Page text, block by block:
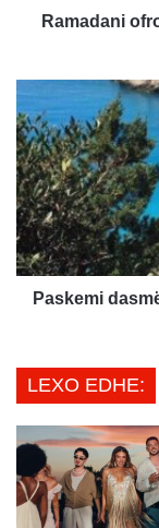
d
o
r
ë
h
e
q
j
d
i
K
F
Ramadani
a
s
k
e
m
i
d
a
,
n
a
Paskemi
LEXO EDHE: